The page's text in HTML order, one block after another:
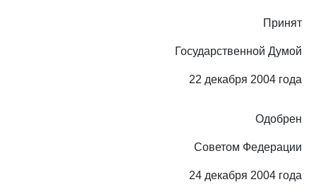
Принят
Государственной Думой
22 декабря 2004 года
Одобрен
Советом Федерации
24 декабря 2004 года